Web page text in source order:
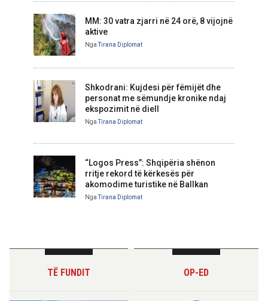
MM: 30 vatra zjarri në 24 orë, 8 vijojnë
aktive
NgaTirana Diplomat
Shkodrani: Kujdesi për fëmijët dhe
personat me sëmundje kronike ndaj
ekspozimit në diell
NgaTirana Diplomat
“Logos Press”: Shqipëria shënon
rritje rekord të kërkesës për
akomodime turistike në Ballkan
NgaTirana Diplomat
TË FUNDIT OP-ED